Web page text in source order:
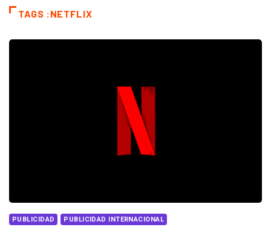
TAGS :NETFLIX
PUBLICIDAD PUBLICIDAD INTERNACIONAL